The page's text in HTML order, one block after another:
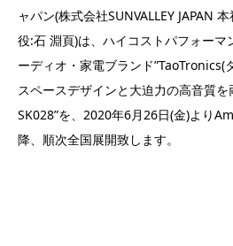
ャパン(株式会社SUNVALLEY JAPAN
役:石 淵頁)は、ハイコストパフォーマ
ーディオ・家電ブランド”TaoTronics(
スペースデザインと大迫力の高音質を
SK028”を、2020年6⽉26⽇(⾦)より
降、順次全国展開致します。